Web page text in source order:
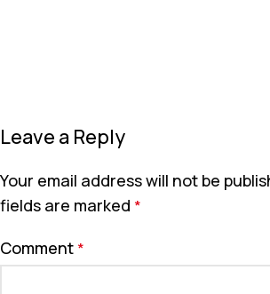
Leave a Reply
Your email address will not be
fields are marked *
Comment *